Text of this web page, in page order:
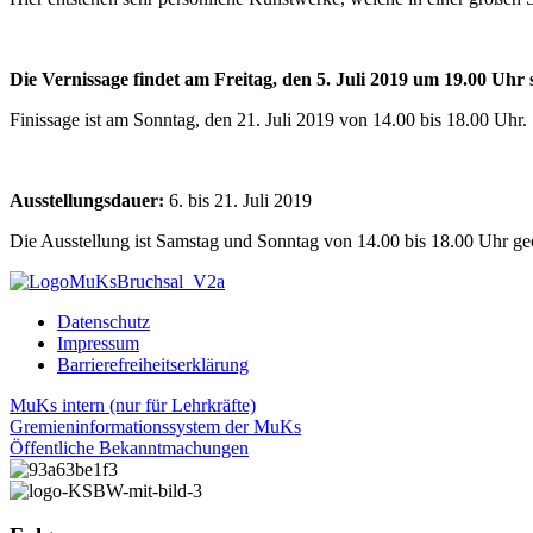
Die Vernissage findet am Freitag, den 5. Juli 2019 um 19.00 Uhr
Finissage ist am Sonntag, den 21. Juli 2019 von 14.00 bis 18.00 Uhr.
Ausstellungsdauer: 6. bis 21. Juli 2019
Die Ausstellung ist Samstag und Sonntag von 14.00 bis 18.00 Uhr
Datenschutz
Impressum
Barrierefreiheitserklärung
MuKs intern (nur für Lehrkräfte)
Gremieninformationssystem der MuKs
Öffentliche Bekanntmachungen